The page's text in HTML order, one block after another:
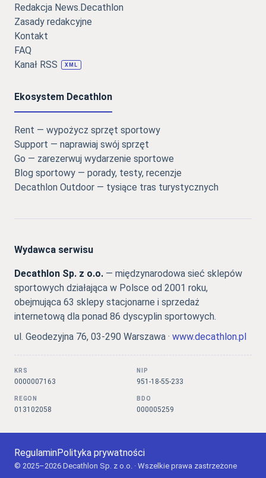
Redakcja News.Decathlon
Zasady redakcyjne
Kontakt
FAQ
Kanał RSS
XML
Ekosystem Decathlon
Rent — wypożycz sprzęt sportowy
Support — naprawiaj swój sprzęt
Go — zarezerwuj wydarzenie sportowe
Blog sportowy — porady, testy, recenzje
Decathlon Outdoor — tysiące tras turystycznych
Wydawca serwisu
Decathlon Sp. z o.o. — międzynarodowa sieć sklepów
sportowych działająca w Polsce od 2001 roku,
obejmująca 63 sklepy stacjonarne i sprzedaż
internetową dla ponad 86 dyscyplin sportowych.
ul. Geodezyjna 76, 03-290 Warszawa · www.decathlon.pl
KRS
0000007163
NIP
951-18-55-233
REGON
013102058
BDO
000005259
RegulaminPolityka prywatności
© 2025–2026 Decathlon Sp. z o.o. · Wszelkie prawa zastrzeżone